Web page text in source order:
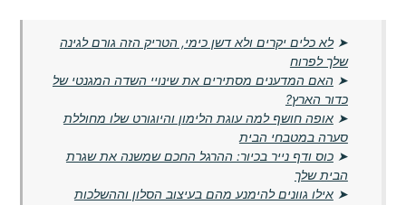
➤לא כלים יקרים ולא דשן כימי, הטריק הזה גורם לגינה
שלך לפרוח
➤ האם המדענים מסתירים את שינויי השדה המגנטי של
כדור הארץ?
➤אופה חושף למה עוגת הלימון והיוגורט שלו מחוללת
סערה במטבחי הבית
➤כוס ודף נייר בכיור: ההרגל החכם שמשנה את שגרת
הבית שלך
➤אילו גוונים להימנע מהם בעיצוב הסלון וההשלכות